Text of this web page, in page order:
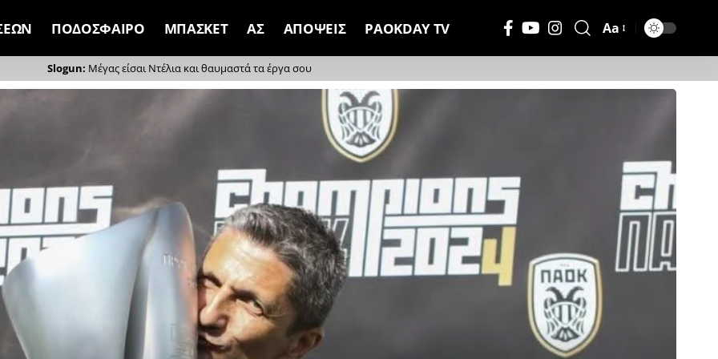
ΠΟΔΟΣΦΑΙΡΟ ΜΠΑΣΚΕΤ ΑΣ ΑΠΟΨΕΙΣ PAOKDAY TV
Μέγεθος
Γραμματοσειράς
Aa
Μέγας είσαι Ντέλια και θαυμαστά τα έργα σου